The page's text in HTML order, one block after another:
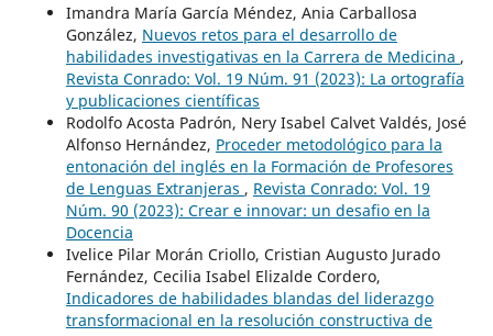
Imandra María García Méndez, Ania Carballosa
González, Nuevos retos para el desarrollo de
habilidades investigativas en la Carrera de Medicina ,
Revista Conrado: Vol. 19 Núm. 91 (2023): La ortografía
y publicaciones científicas
Rodolfo Acosta Padrón, Nery Isabel Calvet Valdés, José
Alfonso Hernández, Proceder metodológico para la
entonación del inglés en la Formación de Profesores
de Lenguas Extranjeras , Revista Conrado: Vol. 19
Núm. 90 (2023): Crear e innovar: un desafio en la
Docencia
Ivelice Pilar Morán Criollo, Cristian Augusto Jurado
Fernández, Cecilia Isabel Elizalde Cordero,
Indicadores de habilidades blandas del liderazgo
transformacional en la resolución constructiva de